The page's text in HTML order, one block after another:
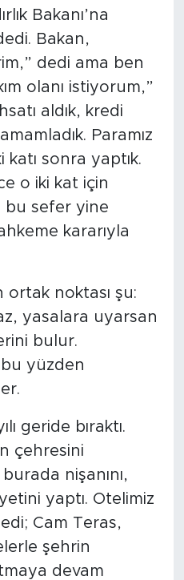
Bakanı’na
Bakan,
dedi ama ben
olanı istiyorum,”
aldık, kredi
Paramız
sonra yaptık.
o iki kat için
bu sefer yine
kararıyla
ortak noktası şu:
yasalara uyarsan
bulur.
yüzden
geride bıraktı.
çehresini
nişanını,
yaptı. Otelimiz
Cam Teras,
şehrin
devam